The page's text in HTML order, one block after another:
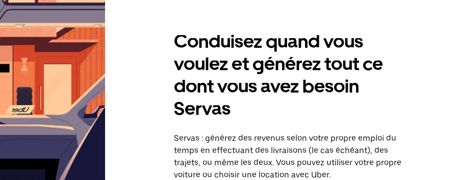
Conduisez quand vous
voulez et générez tout ce
dont vous avez besoin
Servas
Servas : générez des revenus selon votre propre emploi du
temps en effectuant des livraisons (le cas échéant), des
trajets, ou même les deux. Vous pouvez utiliser votre propre
voiture ou choisir une location avec Uber.